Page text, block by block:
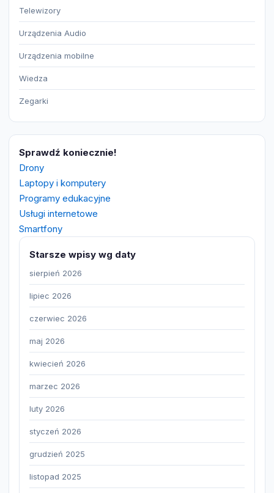
Telewizory
Urządzenia Audio
Urządzenia mobilne
Wiedza
Zegarki
Sprawdź koniecznie!
Drony
Laptopy i komputery
Programy edukacyjne
Usługi internetowe
Smartfony
Starsze wpisy wg daty
sierpień 2026
lipiec 2026
czerwiec 2026
maj 2026
kwiecień 2026
marzec 2026
luty 2026
styczeń 2026
grudzień 2025
listopad 2025